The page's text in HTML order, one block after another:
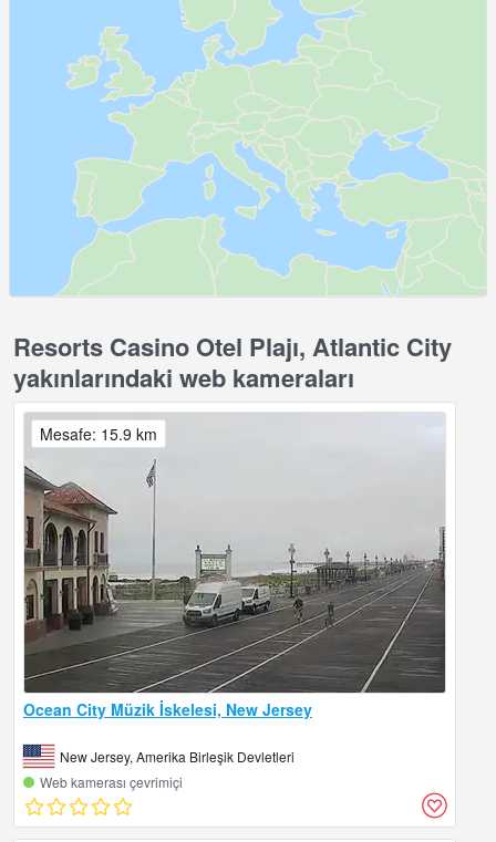
Resorts Casino Otel Plajı, Atlantic City
yakınlarındaki web kameraları
Ocean City Müzik İskelesi, New Jersey
New Jersey, Amerika Birleşik Devletleri
Web kamerası çevrimiçi
Mesafe: 15.9 km